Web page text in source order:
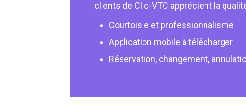
clients de Clic-VTC apprécient la
Courtoisie et professionnalisme
Application mobile à télécharger
Réservation, changement,